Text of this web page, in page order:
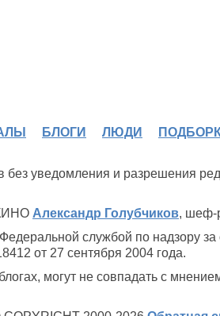
БЛОГИ ЛЮДИ
без уведомления и разрешения
Александр Голубчиков, шеф-
службой по надзору
от 27 сентября 2004 года.
могут не совпадать с